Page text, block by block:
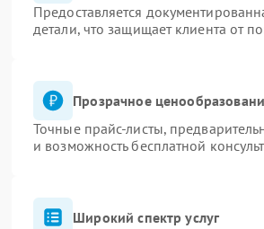
Предоставляется
детали, что защищает клиента от
Прозрачное
Точные прайс-листы,
и возможность бесплатной
Широкий спектр услуг